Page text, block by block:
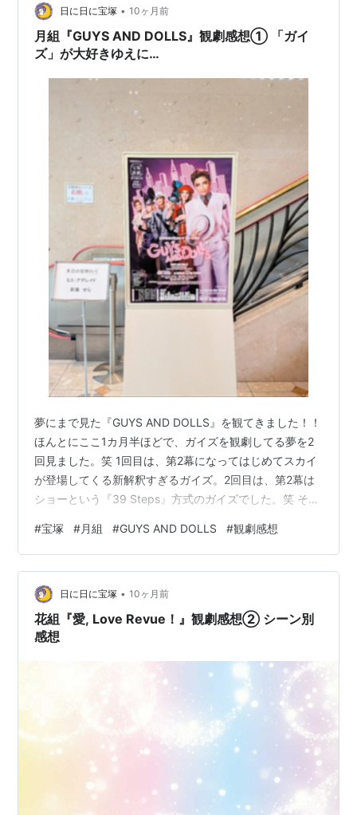
日に日に宝塚 • 10ヶ月前
月組『GUYS AND DOLLS』観劇感想① 「ガイ
ズ」が大好きゆえに…
夢にまで見た『GUYS AND DOLLS』を観てきました！！
ほんとにここ1カ月半ほどで、ガイズを観劇してる夢を2
回見ました。笑 1回目は、第2幕になってはじめてスカイ
が登場してくる新解釈すぎるガイズ。2回目は、第2幕は
ショーという『39 Steps』方式のガイズでした。笑 それ
変わるというインパクトが強かったのです。 わたくし
『ガイズ』が大好きなもんで、どう変わったの？どう変
わっちゃったの？と、その様子を目にするのが待ち遠し
くてたまりませんでした。 御園座遠征と合わせてムラで
観るつもりがチケ難で叶わず、もう暴発寸前でした。笑
なん…
#宝塚 #月組 #GUYS AND DOLLS #観劇感想
日に日に宝塚 • 10ヶ月前
花組『愛, Love Revue！』観劇感想② シーン別
感想